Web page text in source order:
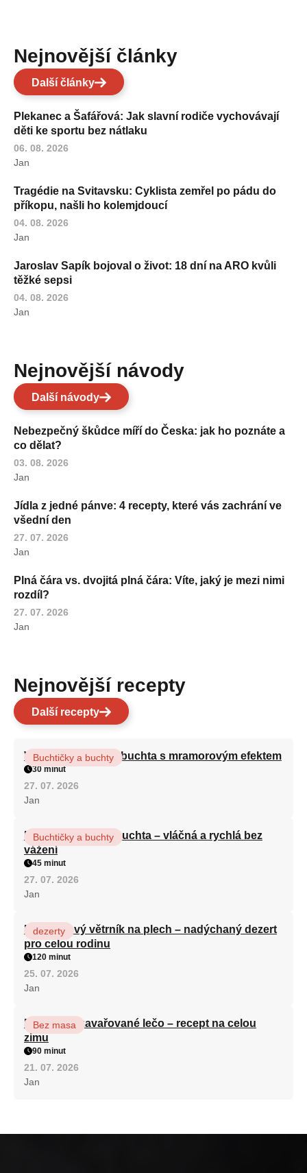
Nejnovější články
Další články
Plekanec a Šafářová: Jak slavní rodiče vychovávají
děti ke sportu bez nátlaku
06. 08. 2026
Jan
Tragédie na Svitavsku: Cyklista zemřel po pádu do
příkopu, našli ho kolemjdoucí
04. 08. 2026
Jan
Jaroslav Sapík bojoval o život: 18 dní na ARO kvůli
těžké sepsi
04. 08. 2026
Jan
Nejnovější návody
Další návody
Nebezpečný škůdce míří do Česka: jak ho poznáte a
co dělat?
03. 08. 2026
Jan
Jídla z jedné pánve: 4 recepty, které vás zachrání ve
všední den
27. 07. 2026
Jan
Plná čára vs. dvojitá plná čára: Víte, jaký je mezi nimi
rozdíl?
27. 07. 2026
Jan
Nejnovější recepty
Další recepty
Vláčná olejová litá buchta s mramorovým efektem
Buchtičky a buchty
30 minut
27. 07. 2026
Jan
Hrnková maková buchta – vláčná a rychlá bez
vážení
Buchtičky a buchty
45 minut
27. 07. 2026
Jan
Karamelový větrník na plech – nadýchaný dezert
pro celou rodinu
dezerty
120 minut
25. 07. 2026
Jan
Babiččino zavařované lečo – recept na celou
zimu
Bez masa
90 minut
21. 07. 2026
Jan